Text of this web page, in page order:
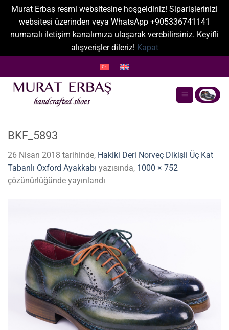
Murat Erbaş resmi websitesine hoşgeldiniz! Siparişlerinizi
websitesi üzerinden veya WhatsApp +905336741141
numaralı iletişim kanalımıza ulaşarak verebilirsiniz. Keyifli
alışverişler dileriz! Kapat
atla
BKF_5893
26 Nisan 2018 tarihinde, Hakiki Deri Norveç Dikişli Üç Kat
Tabanlı Oxford Ayakkabı yazısında, 1000 × 752
çözünürlüğünde yayınlandı